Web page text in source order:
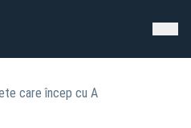
care încep cu A